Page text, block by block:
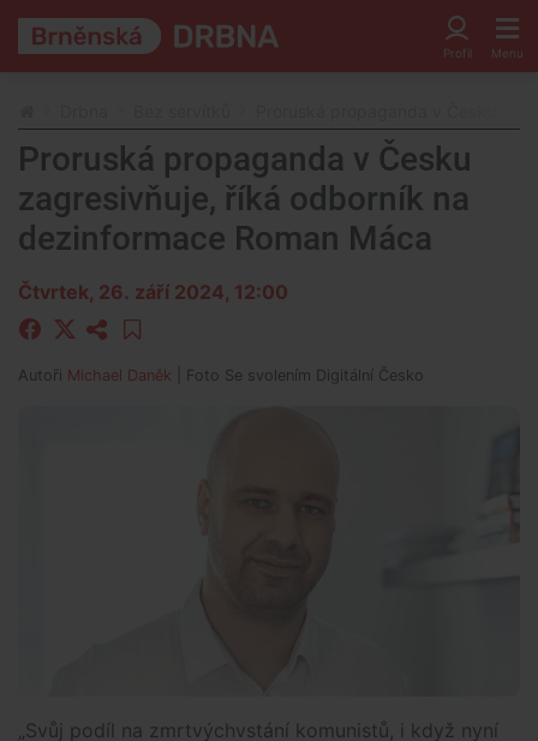
Proruská propaganda v Česku
zagresivňuje, říká odborník na
dezinformace Roman Máca
Čtvrtek, 26. září 2024, 12:00
Autoři Michael Daněk | Foto Se svolením Digitální Česko
„Svůj podíl na zmrtvýchvstání komunistů, i když nyní